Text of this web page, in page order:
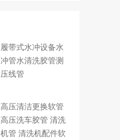
履带式水冲设备水
冲管水清洗胶管测
压线管
高压清洁更换软管
高压洗车胶管 清洗
机管 清洗机配件软